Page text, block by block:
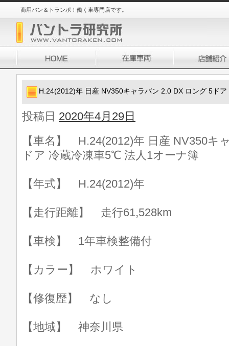
商用バン＆トランポ！働く車専門店です。
H.24(2012)年 日産 NV350キャラバン 2.0 DX ロング 5ド
投稿日 2020年4月29日
【車名】 H.24(2012)年 日産 NV350キ
ドア 冷蔵冷凍車5℃ 法人1オーナ簿
【年式】 H.24(2012)年
【走行距離】 走行61,528km
【車検】 1年車検整備付
【カラー】 ホワイト
【修復歴】 なし
【地域】 神奈川県